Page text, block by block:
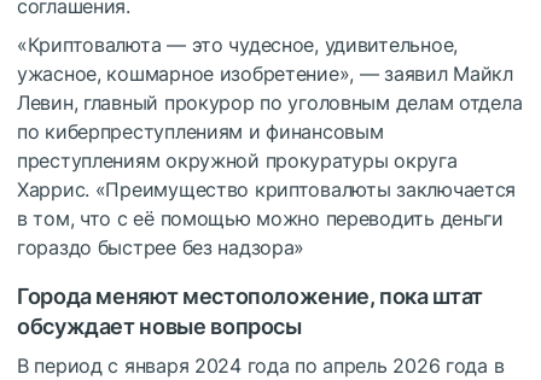
соглашения.
«Криптовалюта — это чудесное, удивительное,
ужасное, кошмарное изобретение», — заявил Майкл
Левин, главный прокурор по уголовным делам отдела
по киберпреступлениям и финансовым
преступлениям окружной прокуратуры округа
Харрис. «Преимущество криптовалюты заключается
в том, что с её помощью можно переводить деньги
гораздо быстрее без надзора»
Города меняют местоположение, пока штат
обсуждает новые вопросы
В период с января 2024 года по апрель 2026 года в